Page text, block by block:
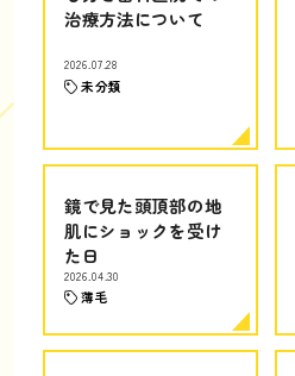
治療方法について
2026.07.28
未分類
鏡で見た頭頂部の地
肌にショックを受け
た日
2026.04.30
薄毛